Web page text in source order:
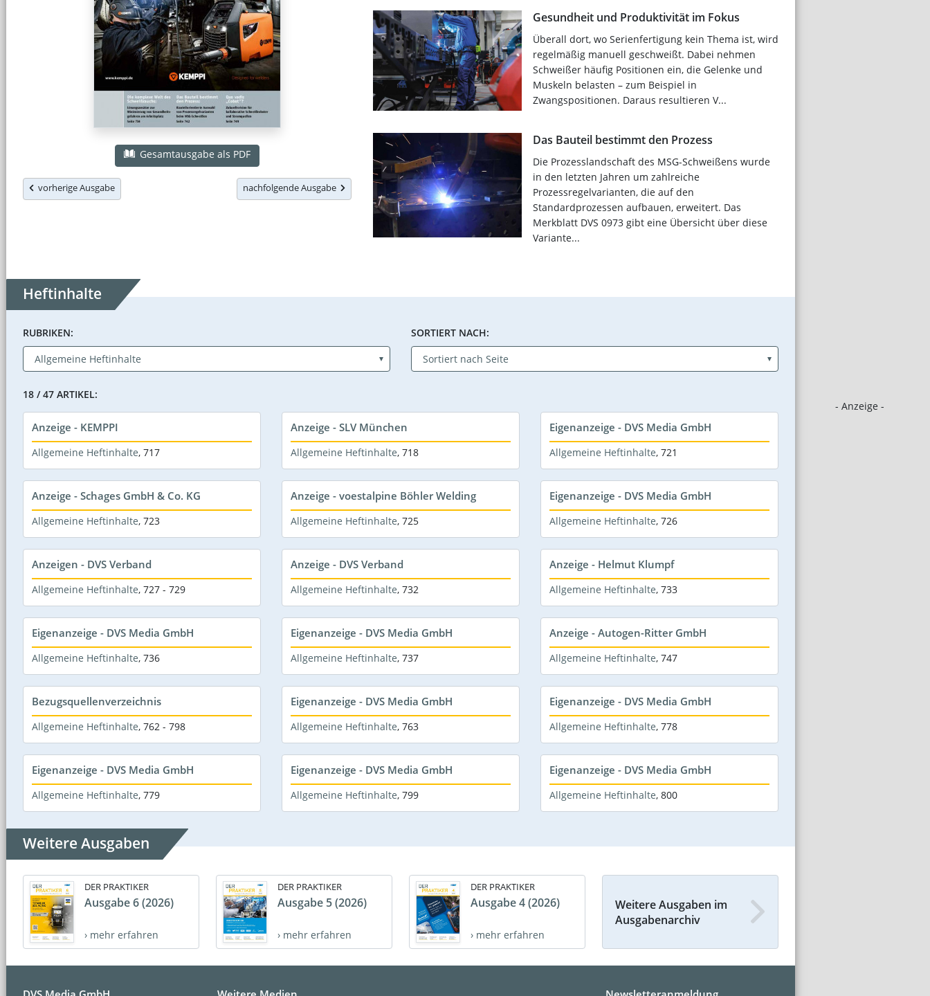
- Anzeige -
Gesamtausgabe als PDF
vorherige Ausgabe nachfolgende Ausgabe
Gesundheit und Produktivität im Fokus
Überall dort, wo Serienfertigung kein Thema ist, wird
regelmäßig manuell geschweißt. Dabei nehmen
Schweißer häufig Positionen ein, die Gelenke und
Muskeln belasten – zum Beispiel in
Zwangspositionen. Daraus resultieren V...
Das Bauteil bestimmt den Prozess
Die Prozesslandschaft des MSG-Schweißens wurde
in den letzten Jahren um zahlreiche
Prozessregelvarianten, die auf den
Standardprozessen aufbauen, erweitert. Das
Merkblatt DVS 0973 gibt eine Übersicht über diese
Variante...
Heftinhalte
RUBRIKEN: SORTIERT NACH:
18 / 47 ARTIKEL:
Anzeige - KEMPPI
Allgemeine Heftinhalte, 717
Anzeige - SLV München
Allgemeine Heftinhalte, 718
Eigenanzeige - DVS Media GmbH
Allgemeine Heftinhalte, 721
Anzeige - Schages GmbH & Co. KG
Allgemeine Heftinhalte, 723
Anzeige - voestalpine Böhler Welding
Allgemeine Heftinhalte, 725
Eigenanzeige - DVS Media GmbH
Allgemeine Heftinhalte, 726
Anzeigen - DVS Verband
Allgemeine Heftinhalte, 727 - 729
Anzeige - DVS Verband
Allgemeine Heftinhalte, 732
Anzeige - Helmut Klumpf
Allgemeine Heftinhalte, 733
Eigenanzeige - DVS Media GmbH
Allgemeine Heftinhalte, 736
Eigenanzeige - DVS Media GmbH
Allgemeine Heftinhalte, 737
Anzeige - Autogen-Ritter GmbH
Allgemeine Heftinhalte, 747
Bezugsquellenverzeichnis
Allgemeine Heftinhalte, 762 - 798
Eigenanzeige - DVS Media GmbH
Allgemeine Heftinhalte, 763
Eigenanzeige - DVS Media GmbH
Allgemeine Heftinhalte, 778
Eigenanzeige - DVS Media GmbH
Allgemeine Heftinhalte, 779
Eigenanzeige - DVS Media GmbH
Allgemeine Heftinhalte, 799
Eigenanzeige - DVS Media GmbH
Allgemeine Heftinhalte, 800
Weitere Ausgaben
DER PRAKTIKER
Ausgabe 6 (2026)
› mehr erfahren
DER PRAKTIKER
Ausgabe 5 (2026)
› mehr erfahren
DER PRAKTIKER
Ausgabe 4 (2026)
› mehr erfahren
Weitere Ausgaben im
Ausgabenarchiv